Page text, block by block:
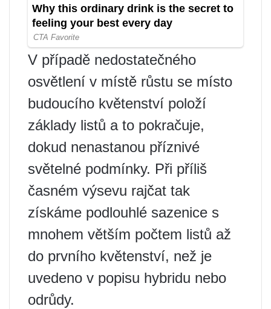
V případě nedostatečného
osvětlení v místě růstu se místo
budoucího květenství položí
základy listů a to pokračuje,
dokud nenastanou příznivé
světelné podmínky. Při příliš
časném výsevu rajčat tak
získáme podlouhlé sazenice s
mnohem větším počtem listů až
do prvního květenství, než je
uvedeno v popisu hybridu nebo
odrůdy.